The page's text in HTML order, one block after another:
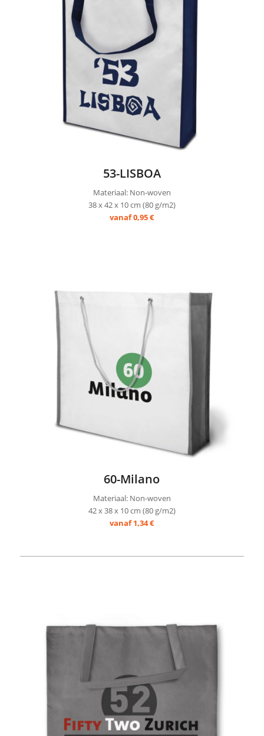
53-LISBOA
Materiaal: Non-woven
38 x 42 x 10 cm (80 g/m2)
vanaf 0,95 €
60-Milano
Materiaal: Non-woven
42 x 38 x 10 cm (80 g/m2)
vanaf 1,34 €